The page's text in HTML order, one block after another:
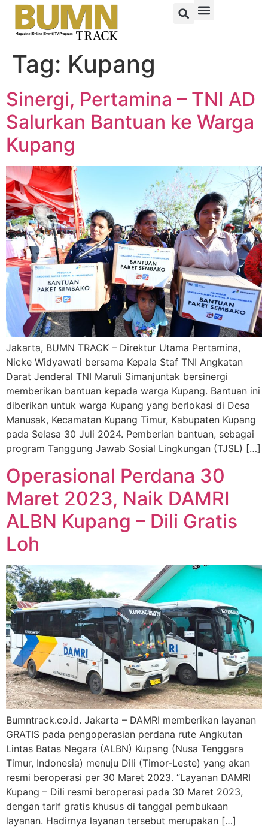
Tag: Kupang
Sinergi, Pertamina – TNI AD
Salurkan Bantuan ke Warga
Kupang
Jakarta, BUMN TRACK – Direktur Utama Pertamina,
Nicke Widyawati bersama Kepala Staf TNI Angkatan
Darat Jenderal TNI Maruli Simanjuntak bersinergi
memberikan bantuan kepada warga Kupang. Bantuan ini
diberikan untuk warga Kupang yang berlokasi di Desa
Manusak, Kecamatan Kupang Timur, Kabupaten Kupang
pada Selasa 30 Juli 2024. Pemberian bantuan, sebagai
program Tanggung Jawab Sosial Lingkungan (TJSL) […]
Operasional Perdana 30
Maret 2023, Naik DAMRI
ALBN Kupang – Dili Gratis
Loh
Bumntrack.co.id. Jakarta – DAMRI memberikan layanan
GRATIS pada pengoperasian perdana rute Angkutan
Lintas Batas Negara (ALBN) Kupang (Nusa Tenggara
Timur, Indonesia) menuju Dili (Timor-Leste) yang akan
resmi beroperasi per 30 Maret 2023. “Layanan DAMRI
Kupang – Dili resmi beroperasi pada 30 Maret 2023,
dengan tarif gratis khusus di tanggal pembukaan
layanan. Hadirnya layanan tersebut merupakan […]